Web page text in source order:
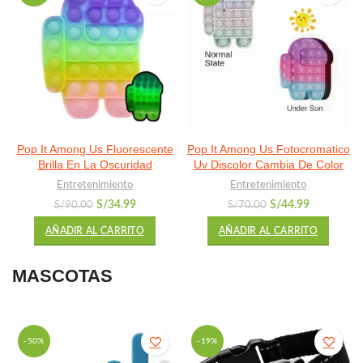
Pop It Among Us Fluorescente
Brilla En La Oscuridad
Entretenimiento
S/90.00 El
precio
original
era:
S/34.99El
precio
actual
es:
AÑADIR AL CARRITO
Pop It Among Us Fotocromatico
Uv Discolor Cambia De Color
Entretenimiento
S/70.00 El
precio
original
era:
S/44.99El
precio
actual
es:
AÑADIR AL CARRITO
MASCOTAS
-50% -19%